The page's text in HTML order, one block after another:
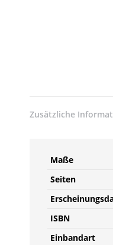
Zusätzliche
Maße
Seiten
ISBN
Einbandart